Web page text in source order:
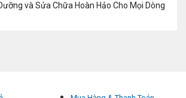
và Sửa Chữa Hoàn Hảo Cho Mọi Dòng